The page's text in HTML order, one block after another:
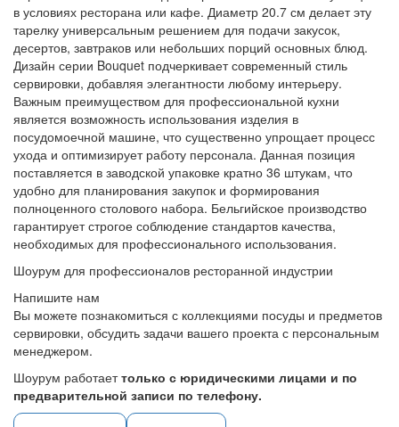
в условиях ресторана или кафе. Диаметр 20.7 см делает эту
тарелку универсальным решением для подачи закусок,
десертов, завтраков или небольших порций основных блюд.
Дизайн серии Bouquet подчеркивает современный стиль
сервировки, добавляя элегантности любому интерьеру.
Важным преимуществом для профессиональной кухни
является возможность использования изделия в
посудомоечной машине, что существенно упрощает процесс
ухода и оптимизирует работу персонала. Данная позиция
поставляется в заводской упаковке кратно 36 штукам, что
удобно для планирования закупок и формирования
полноценного столового набора. Бельгийское производство
гарантирует строгое соблюдение стандартов качества,
необходимых для профессионального использования.
Шоурум для профессионалов ресторанной индустрии
Напишите нам
Вы можете познакомиться с коллекциями посуды и предметов
сервировки, обсудить задачи вашего проекта с персональным
менеджером.
Шоурум работаеттолько с юридическими лицами и по
предварительной записи по телефону.